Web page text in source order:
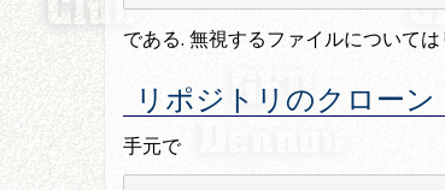
である. 無視するファイルについて
リポジトリのクローン
手元で